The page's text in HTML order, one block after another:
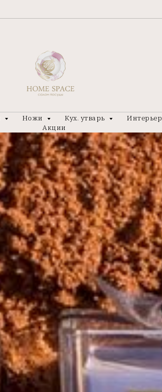
Ножи Кух. утварь Интерьер
Акции